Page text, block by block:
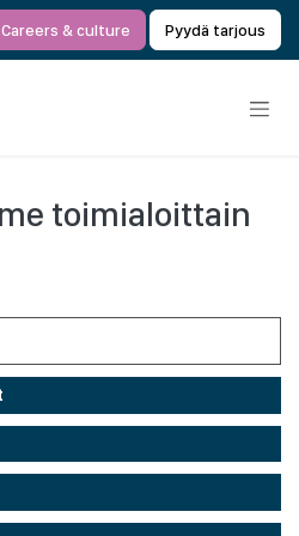
Careers & culture Pyydä tarjous
toimialoittain